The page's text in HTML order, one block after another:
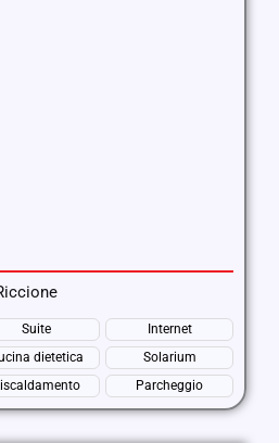
Suite
Internet
dietetica
Solarium
Parcheggio